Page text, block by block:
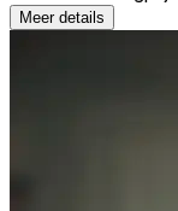
Meer details